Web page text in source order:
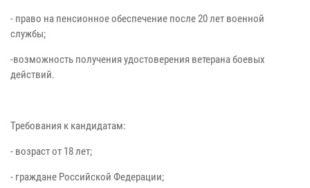
- право на пенсионное обеспечение после 20 лет военной
службы;
-возможность получения удостоверения ветерана боевых
действий.
Требования к кандидатам:
- возраст от 18 лет;
- граждане Российской Федерации;